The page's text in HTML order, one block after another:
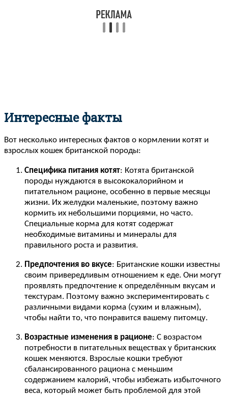
Интересные факты
Вот несколько интересных фактов о кормлении котят и
взрослых кошек британской породы:
Специфика питания котят: Котята британской
породы нуждаются в высококалорийном и
питательном рационе, особенно в первые месяцы
жизни. Их желудки маленькие, поэтому важно
кормить их небольшими порциями, но часто.
Специальные корма для котят содержат
необходимые витамины и минералы для
правильного роста и развития.
Предпочтения во вкусе: Британские кошки известны
своим привередливым отношением к еде. Они могут
проявлять предпочтение к определённым вкусам и
текстурам. Поэтому важно экспериментировать с
различными видами корма (сухим и влажным),
чтобы найти то, что понравится вашему питомцу.
Возрастные изменения в рационе: С возрастом
потребности в питательных веществах у британских
кошек меняются. Взрослые кошки требуют
сбалансированного рациона с меньшим
содержанием калорий, чтобы избежать избыточного
веса, который может быть проблемой для этой